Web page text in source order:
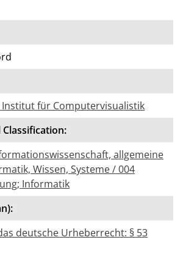
Institut für Computervisualistik
allgemeine
Wissen, Systeme / 004
Informatik
deutsche Urheberrecht: § 53